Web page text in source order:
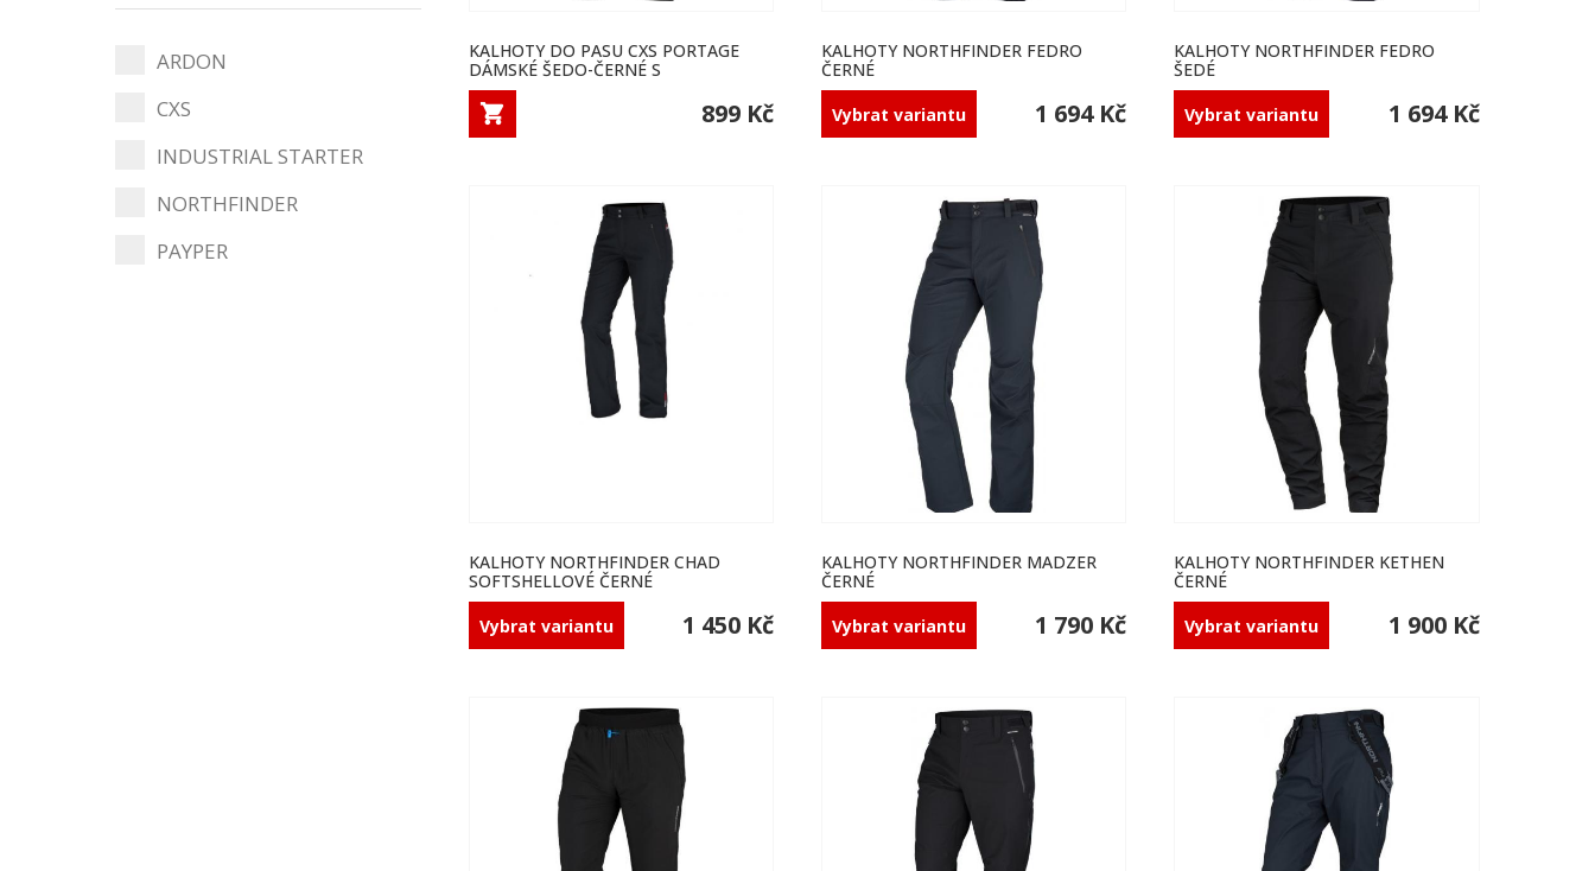
ARDON
CXS
INDUSTRIAL STARTER
NORTHFINDER
PAYPER
KALHOTY DO PASU CXS PORTAGE
DÁMSKÉ ŠEDO-ČERNÉ S
899 Kč
KALHOTY NORTHFINDER FEDRO
ČERNÉ
Vybrat variantu
1 694 Kč
KALHOTY NORTHFINDER FEDRO
ŠEDÉ
Vybrat variantu
1 694 Kč
KALHOTY NORTHFINDER CHAD
SOFTSHELLOVÉ ČERNÉ
Vybrat variantu
1 450 Kč
KALHOTY NORTHFINDER MADZER
ČERNÉ
Vybrat variantu
1 790 Kč
KALHOTY NORTHFINDER KETHEN
ČERNÉ
Vybrat variantu
1 900 Kč